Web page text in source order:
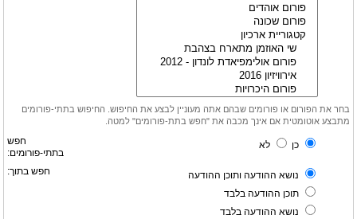
בחר את הפורום או פורומים שבהם אתה מעוניין לבצע את החיפוש. החיפוש בתתי-פורומים
מתבצע אוטומטית אם אינך מכבה את "חפש בתת-פורומים" למטה.
חפש
בתתי-פורומים:
כן לא
חפש בתוך:
נושא ההודעה ותוכן ההודעה
תוכן ההודעה בלבד
נושא ההודעה בלבד